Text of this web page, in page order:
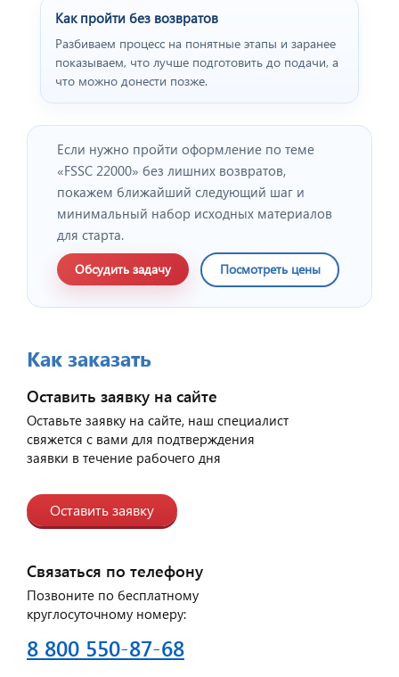
Как пройти без возвратов
Разбиваем процесс на понятные этапы и заранее
показываем, что лучше подготовить до подачи, а
что можно донести позже.
Если нужно пройти оформление по теме
«FSSC 22000» без лишних возвратов,
покажем ближайший следующий шаг и
минимальный набор исходных материалов
для старта.
Обсудить задачу Посмотреть цены
Как заказать
Оставить заявку на сайте
Оставьте заявку на сайте, наш специалист
свяжется с вами для подтверждения
заявки в течение рабочего дня
Оставить заявку
Связаться по телефону
Позвоните по бесплатному
круглосуточному номеру:
8 800 550-87-68